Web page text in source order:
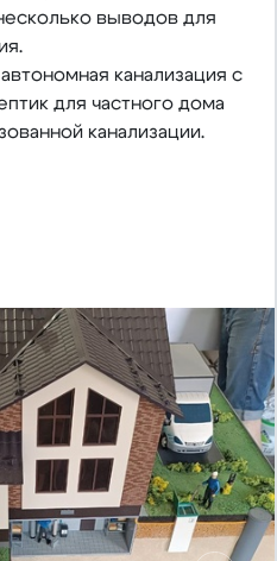
выводов для
канализация с
для частного дома
канализации.